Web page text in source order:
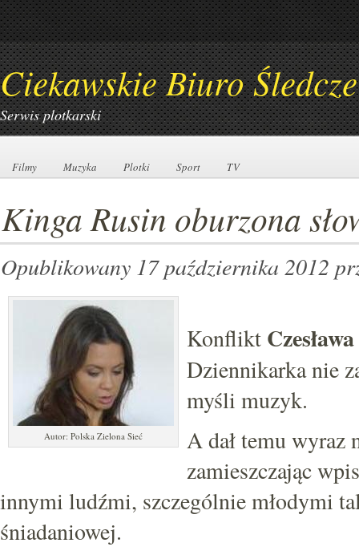
Ciekawskie Biuro Śledcze
Serwis plotkarski
Filmy
Filmy Muzyka
Muzyka Plotki
Plotki Sport
Sport TV
TV
Kinga Rusin oburzona
Opublikowany 17 października 2012
Autor: Polska Zielona Sieć
Konflikt
Dziennikarka nie
myśli muzyk.
A dał temu wyraz
zamieszczając
innymi ludźmi, szczególnie młodymi
śniadaniowej.